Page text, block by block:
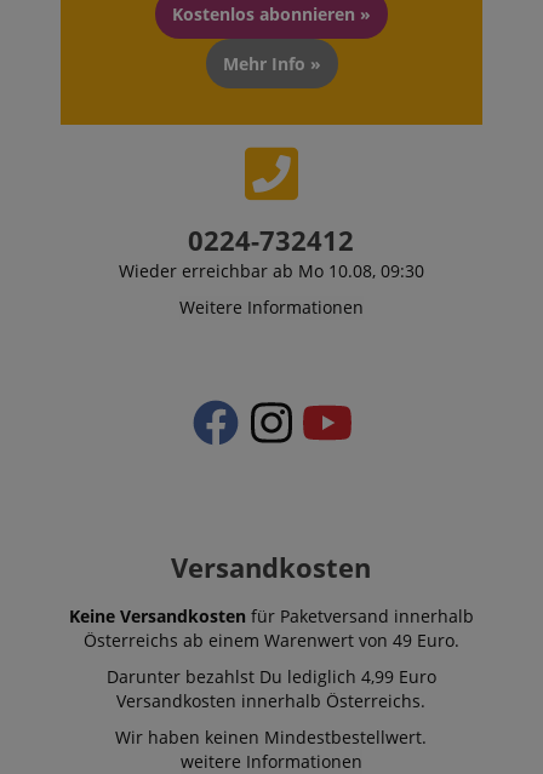
Kostenlos abonnieren »
Mehr Info »
0224-732412
Wieder erreichbar ab Mo 10.08, 09:30
Weitere Informationen
Versandkosten
Keine Versandkosten für Paketversand innerhalb
Österreichs ab einem Warenwert von 49 Euro.
Darunter bezahlst Du lediglich 4,99 Euro
Versandkosten innerhalb Österreichs.
Wir haben keinen Mindestbestellwert.
weitere Informationen